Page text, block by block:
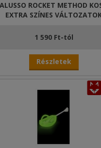
ROCKET METHOD
EXTRA SZÍNES
1 590 Ft-tól
Részletek